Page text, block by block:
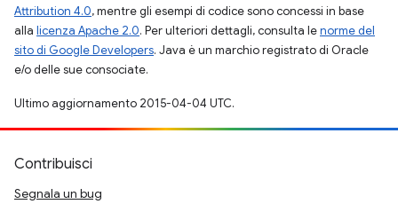
Attribution 4.0, mentre gli esempi di codice sono concessi in base
alla licenza Apache 2.0. Per ulteriori dettagli, consulta lenorme del
sito di Google Developers. Java è un marchio registrato di Oracle
e/o delle sue consociate.
Ultimo aggiornamento 2015-04-04 UTC.
Contribuisci
Segnala un bug